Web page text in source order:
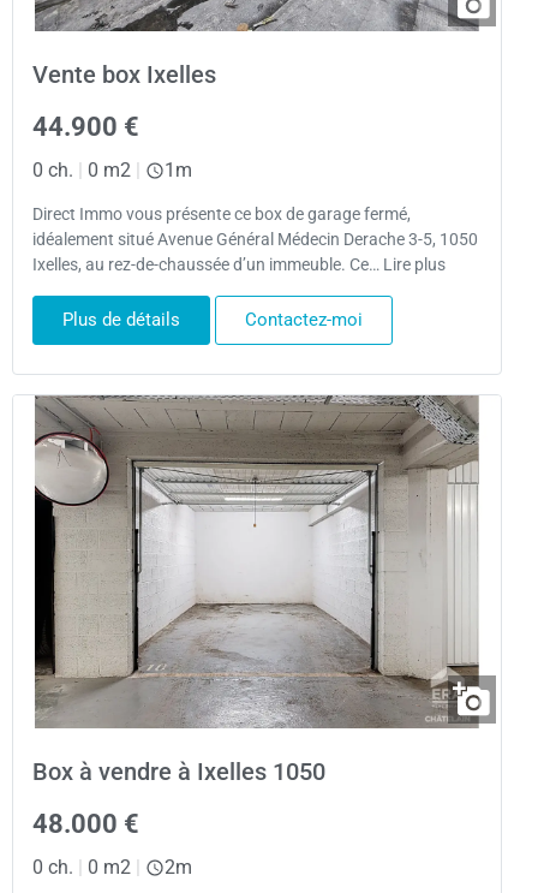
Vente box Ixelles
44.900 €
0 ch. | 0 m2 | 1m
Direct Immo vous présente ce box de garage fermé,
idéalement situé Avenue Général Médecin Derache 3-5, 1050
Ixelles, au rez-de-chaussée d’un immeuble. Ce… Lire plus
Plus de détails Contactez-moi
Box à vendre à Ixelles 1050
48.000 €
0 ch. 0 m2 2m